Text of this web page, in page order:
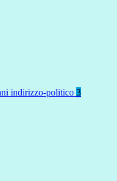
indirizzo-politico 3